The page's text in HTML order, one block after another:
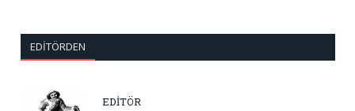
EDITÖRDEN
EDİTÖR